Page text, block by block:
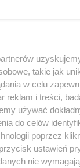
oddanych
takie jak
w celu
reklam i treści,
używać
do celów
poprzez
ustawień
nie